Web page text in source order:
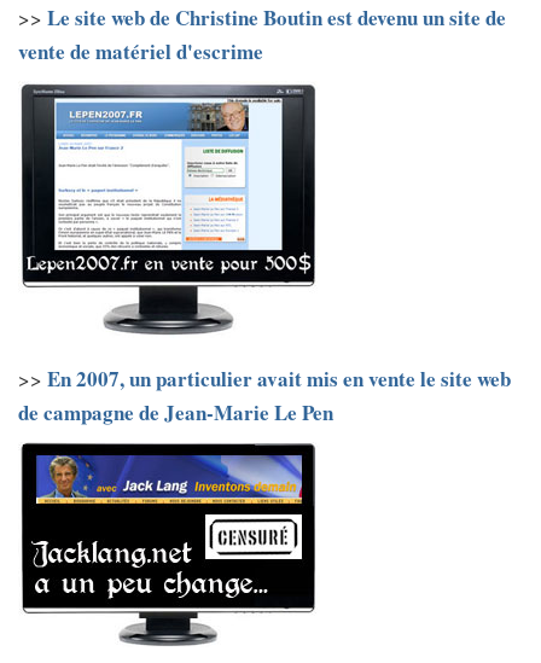
>> Le site web de Christine Boutin est devenu un site de
vente de matériel d'escrime
>> En 2007, un particulier avait mis en vente le site web
de campagne de Jean-Marie Le Pen